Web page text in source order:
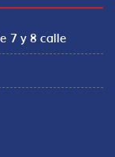
7 y 8 calle